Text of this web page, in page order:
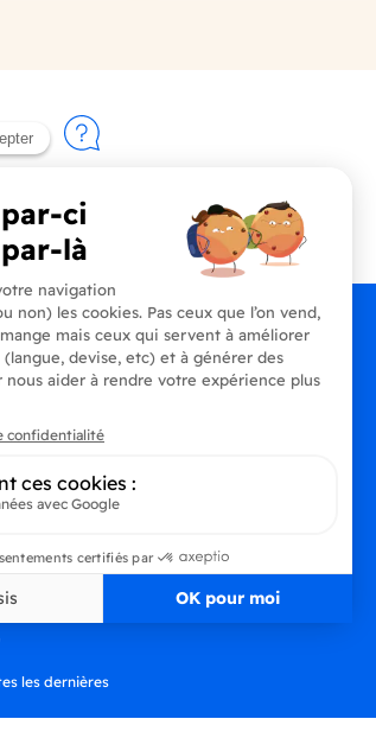
nous
+33 (0)4 90 91 20 80
les dernières